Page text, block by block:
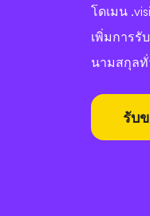
โดเมน
เพิ่มการรั
นามสกุลทั่
รับ